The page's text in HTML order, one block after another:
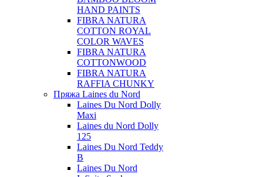
HAND PAINTS
FIBRA NATURA
COTTON ROYAL
COLOR WAVES
FIBRA NATURA
COTTONWOOD
FIBRA NATURA
RAFFIA CHUNKY
Пряжа Laines du Nord
Laines Du Nord Dolly
Maxi
Laines du Nord Dolly
125
Laines Du Nord Teddy
B
Laines Du Nord